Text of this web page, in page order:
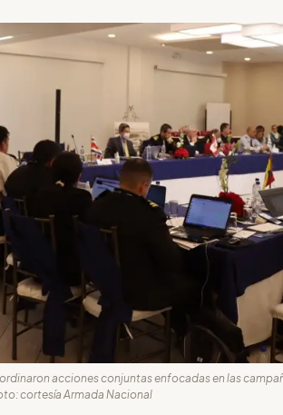
acciones conjuntas enfocadas en las
cortesía Armada Nacional